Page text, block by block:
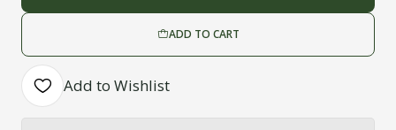
ADD TO CART
Add to Wishlist